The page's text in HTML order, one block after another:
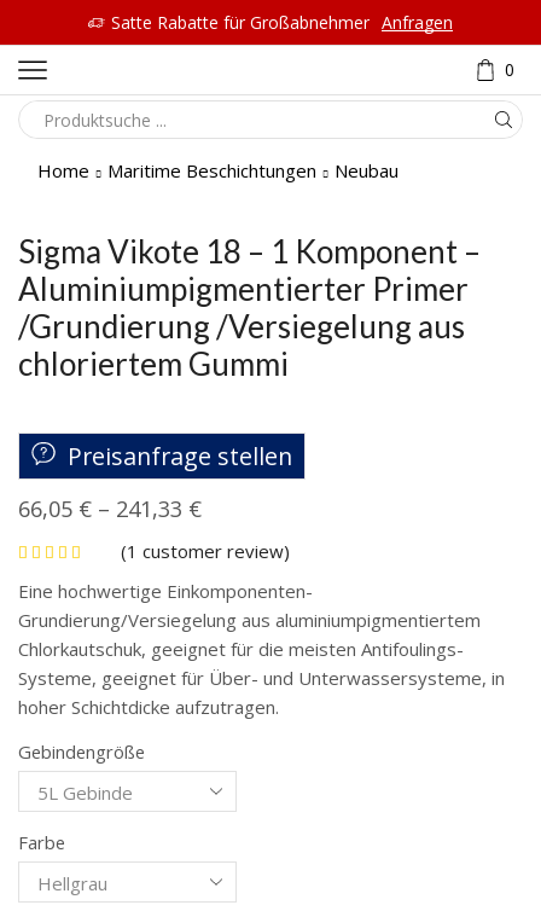
Satte Rabatte für Großabnehmer Anfragen
0
Home Maritime Beschichtungen Neubau
Sigma Vikote 18 – 1 Komponent –
Aluminiumpigmentierter Primer
/Grundierung /Versiegelung aus
chloriertem Gummi
Preisanfrage stellen
66,05 € – 241,33 €
(1 customer review)
Eine hochwertige Einkomponenten-
Grundierung/Versiegelung aus aluminiumpigmentiertem
Chlorkautschuk, geeignet für die meisten Antifoulings-
Systeme, geeignet für Über- und Unterwassersysteme, in
hoher Schichtdicke aufzutragen.
Gebindengröße
Farbe